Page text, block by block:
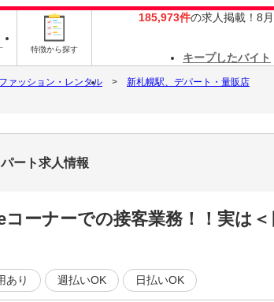
特徴から探す
185,973件の求人掲載！8
キープしたバイト
ァッション・レンタル
新札幌駅、デパート・量販店
ート求人情報
ーナーでの接客業務！！実は
あり 週払いOK 日払いOK